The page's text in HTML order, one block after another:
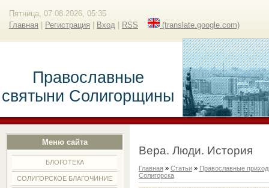
Пятница, 07.08.2026, 05:35
Главная
Регистрация Вход RSS (translate.google.com)
Православные
святыни Солигорщины
Меню сайта
БЛОГОТЕКА
СОЛИГОРСКОЕ БЛАГОЧИНИЕ
Вера. Люди. История
Главная » Статьи» Православные
Солигорска